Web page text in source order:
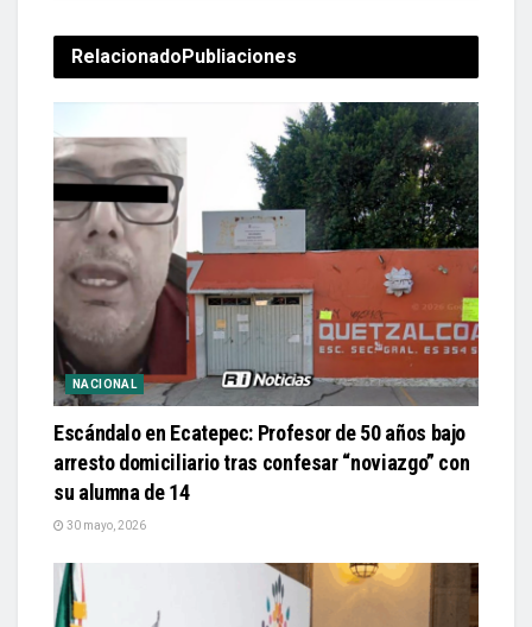
RelacionadoPubliaciones
NACIONAL
Escándalo en Ecatepec: Profesor de 50 años bajo
arresto domiciliario tras confesar “noviazgo” con
su alumna de 14
30 mayo, 2026